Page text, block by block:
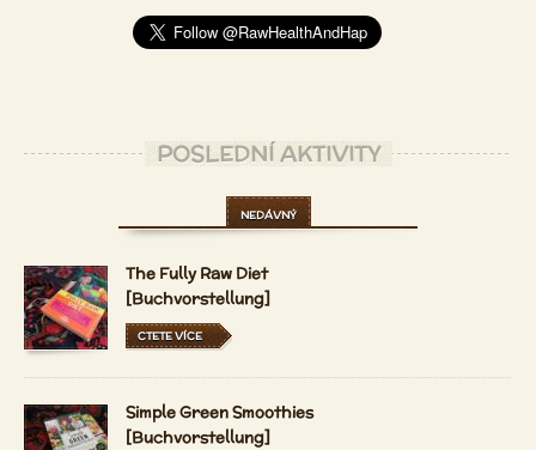
POSLEDNÍ AKTIVITY
NEDÁVNÝ
The Fully Raw Diet
[Buchvorstellung]
CTETE VÍCE
Simple Green Smoothies
[Buchvorstellung]